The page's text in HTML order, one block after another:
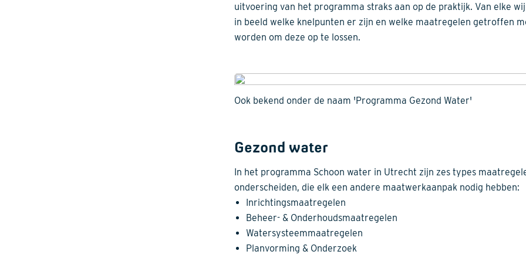
uitvoering van het programma straks aan op de praktijk. Van elke
in beeld welke knelpunten er zijn en welke maatregelen getroffen
worden om deze op te lossen.
Ook bekend onder de naam 'Programma Gezond Water'
Gezond water
In het programma Schoon water in Utrecht zijn zes types
onderscheiden, die elk een andere maatwerkaanpak nodig hebben:
Inrichtingsmaatregelen
Beheer- & Onderhoudsmaatregelen
Watersysteemmaatregelen
Planvorming & Onderzoek